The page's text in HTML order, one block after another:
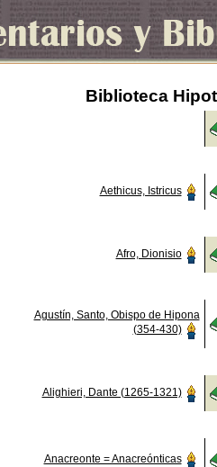
Biblioteca
Aethicus, Istricus
Afro, Dionisio
Agustín, Santo, Obispo de Hipona
(354-430)
Alighieri, Dante (1265-1321)
Anacreonte = Anacreónticas